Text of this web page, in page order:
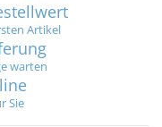
Artikel
warten
Sie